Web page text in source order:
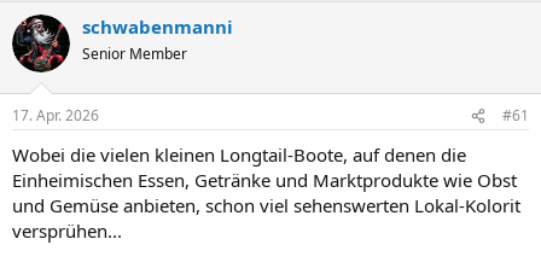
l
e
r
t
a
schwabenmanni
Senior Member
17. Apr. 2026 #61
Wobei die vielen kleinen Longtail-Boote, auf denen die
Einheimischen Essen, Getränke und Marktprodukte wie Obst
und Gemüse anbieten, schon viel sehenswerten Lokal-Kolorit
versprühen...